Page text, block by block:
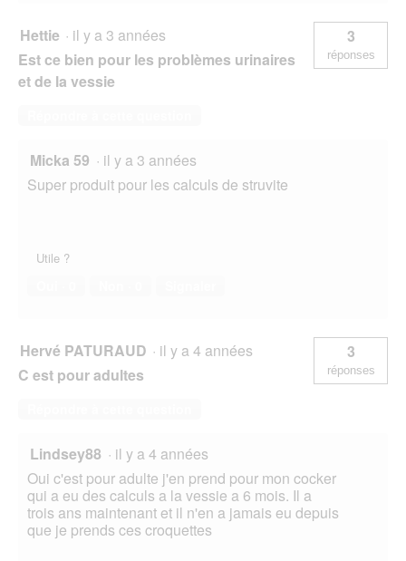
Hettie · il y a 3 années
Est ce bien pour les problèmes urinaires
et de la vessie
3
réponses
Micka 59 · il y a 3 années
Super produit pour les calculs de struvite
Utile ?
Hervé PATURAUD · il y a 4 années
C est pour adultes
3
réponses
Lindsey88 · il y a 4 années
Oui c'est pour adulte j'en prend pour mon cocker
qui a eu des calculs a la vessie a 6 mois. Il a
trois ans maintenant et il n'en a jamais eu depuis
que je prends ces croquettes